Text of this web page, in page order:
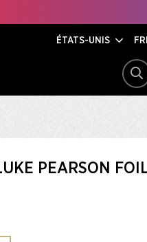
ÉTATS-UNIS
PEARSON